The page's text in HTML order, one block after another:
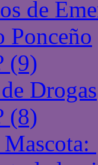
de
Ponceño
(9)
Drogas
(8)